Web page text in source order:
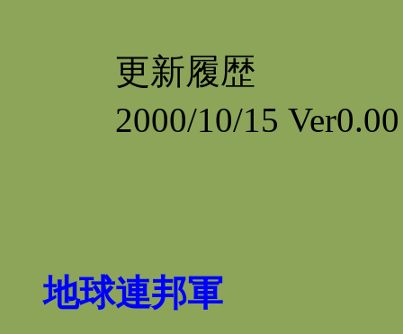
更新履歴
2000/10/15
地球連邦軍